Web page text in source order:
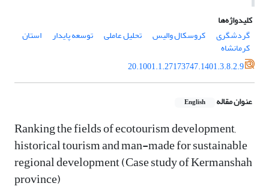
کلیدواژه‌ها
گردشگری
کروسکال والیس تحلیل عاملی توسعه پایدار استان
کرمانشاه
20.1001.1.27173747.1401.3.8.2.9
عنوان مقاله English
Ranking the fields of ecotourism development,
historical tourism and man-made for sustainable
regional development (Case study of Kermanshah
province)